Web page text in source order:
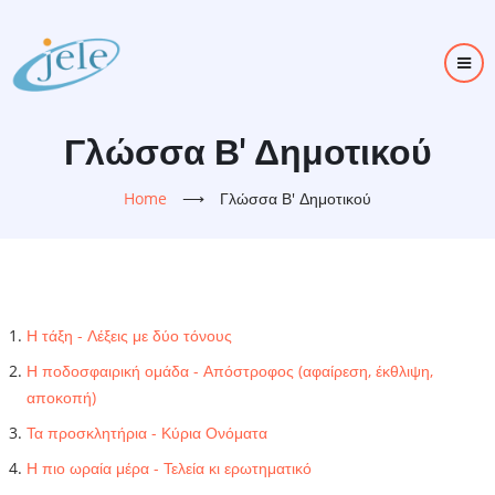
main
content
Γλώσσα Β' Δημοτικού
Home ⟶ Γλώσσα Β' Δημοτικού
Η τάξη - Λέξεις με δύο τόνους
Η ποδοσφαιρική ομάδα - Απόστροφος (αφαίρεση, έκθλιψη,
αποκοπή)
Τα προσκλητήρια - Κύρια Ονόματα
Η πιο ωραία μέρα - Τελεία κι ερωτηματικό